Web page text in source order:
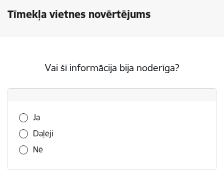
Tīmekļa vietnes novērtējums
Vai šī informācija bija noderīga?
Vai šī informācija bija noderīga?
Jā
Daļēji
Nē